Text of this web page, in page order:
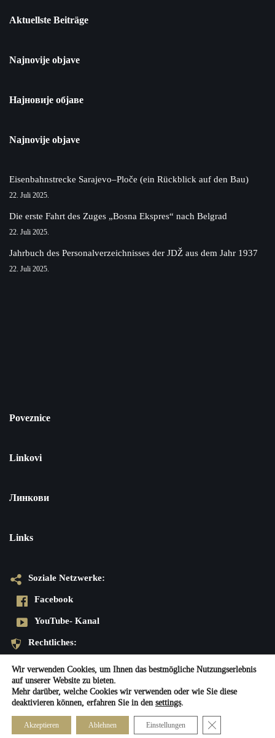
Aktuellste Beiträge
Najnovije objave
Најновије објаве
Najnovije objave
Eisenbahnstrecke Sarajevo–Ploče (ein Rückblick auf den Bau)
22. Juli 2025.
Die erste Fahrt des Zuges „Bosna Ekspres“ nach Belgrad
22. Juli 2025.
Jahrbuch des Personalverzeichnisses der JDŽ aus dem Jahr 1937
22. Juli 2025.
Poveznice
Linkovi
Линкови
Links
Soziale Netzwerke:
Facebook
YouTube- Kanal
Rechtliches:
Datenschutzerklärung
Impressum
Neve| Präsentiert vonWordPress
Soziale Netzwerke: Rechtliches:
Wir verwenden Cookies, um Ihnen das bestmögliche Nutzungserlebnis
auf unserer Website zu bieten.
Mehr darüber, welche Cookies wir verwenden oder wie Sie diese
deaktivieren können, erfahren Sie in den settings.
Akzeptieren Ablehnen Einstellungen Close GDPR